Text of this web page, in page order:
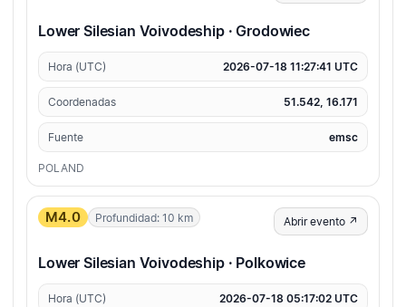
Lower Silesian Voivodeship · Grodowiec
Hora (UTC) 2026-07-18 11:27:41 UTC
Coordenadas 51.542, 16.171
Fuente emsc
POLAND
M4.0 Profundidad: 10 km Abrir evento ↗
Lower Silesian Voivodeship · Polkowice
Hora (UTC) 2026-07-18 05:17:02 UTC